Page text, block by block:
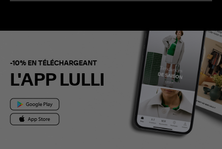
-10% EN TÉLÉCHARGEANT
L'APP LULLI